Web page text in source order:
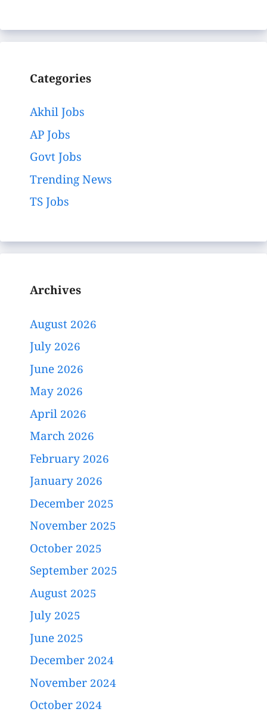
Categories
Akhil Jobs
AP Jobs
Govt Jobs
Trending News
TS Jobs
Archives
August 2026
July 2026
June 2026
May 2026
April 2026
March 2026
February 2026
January 2026
December 2025
November 2025
October 2025
September 2025
August 2025
July 2025
June 2025
December 2024
November 2024
October 2024